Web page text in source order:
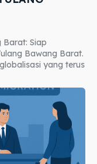
Barat: Siap
Bawang Barat.
yang terus